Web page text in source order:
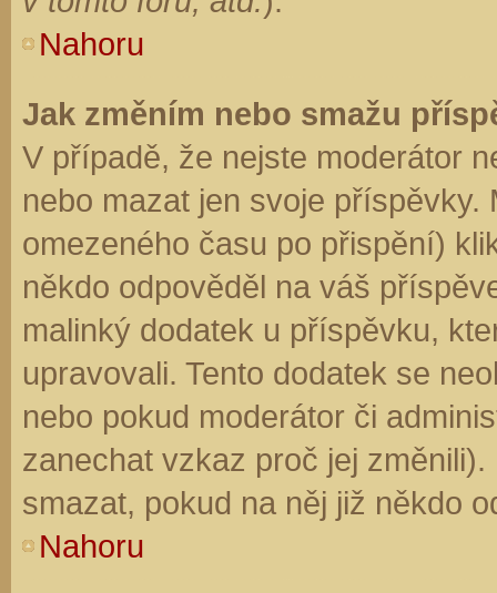
Nahoru
Jak změním nebo smažu
V případě, že nejste moderátor
nebo mazat jen svoje
omezeného času po přispění)
někdo odpověděl na váš
malinký dodatek u příspěvku,
upravovali. Tento dodatek se
nebo pokud moderátor či
zanechat vzkaz proč jej
smazat, pokud na něj již někdo
Nahoru